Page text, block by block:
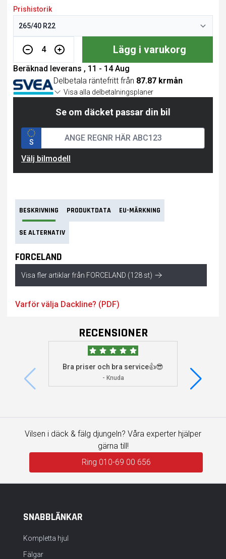
Prishistorik
4 Lägg i varukorg
Beräknad leverans , 11 - 14 Aug
Delbetala räntefritt från 87.87 krmån
Visa alla delbetalningsplaner
Se om däcket passar din bil
S
Välj bilmodell
BESKRIVNING PRODUKTDATA EU-MÄRKNING
SE ALTERNATIV
FORCELAND
Visa fler artiklar från FORCELAND (128 st)
Varför välja Dackline? (PDF)
RECENSIONER
Bra priser och bra service👍😎
- Knuda
Vilsen i däck & fälg djungeln? Våra experter hjälper
gärna till!
Ring 010-69 00 656
SNABBLÄNKAR
Kompletta hjul
Fälgar